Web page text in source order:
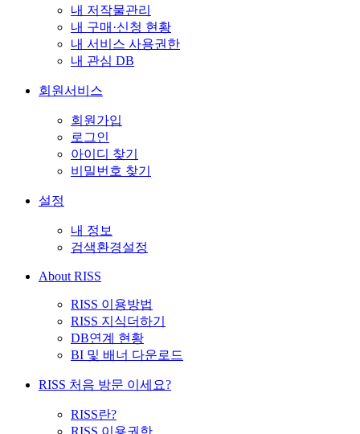
내 저작물관리
내 구매·신청 현황
내 서비스 사용권한
내 관심 DB
회원서비스
회원가입
로그인
아이디 찾기
비밀번호 찾기
설정
내 정보
검색환경설정
About RISS
RISS 이용방법
RISS 지식더하기
DB연계 현황
BI 및 배너 다운로드
RISS 처음 방문 이세요?
RISS란?
RISS 이용권한